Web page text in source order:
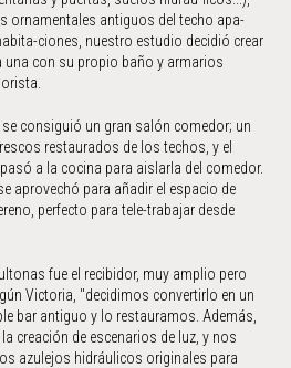
ornamentales antiguos del techo apa-
ciones, nuestro estudio decidió crear
con su propio baño y armarios
consiguió un gran salón comedor; un
restaurados de los techos, y el
a la cocina para aislarla del comedor.
aprovechó para añadir el espacio de
perfecto para tele-trabajar desde
fue el recibidor, muy amplio pero
Victoria, "decidimos convertirlo en un
bar antiguo y lo restauramos. Además,
creación de escenarios de luz, y nos
azulejos hidráulicos originales para